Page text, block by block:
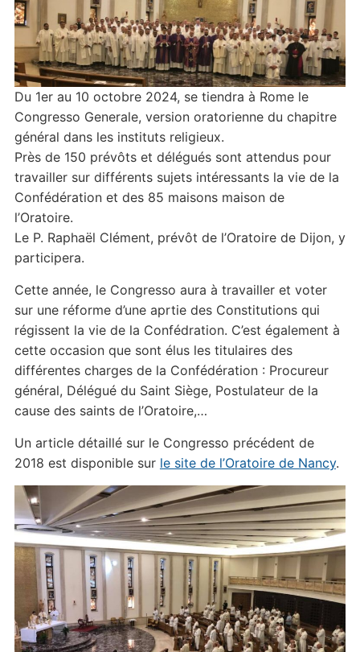
Du 1er au 10 octobre 2024, se tiendra à Rome le
Congresso Generale, version oratorienne du chapitre
général dans les instituts religieux.
Près de 150 prévôts et délégués sont attendus pour
travailler sur différents sujets intéressants la vie de la
Confédération et des 85 maisons maison de
l’Oratoire.
Le P. Raphaël Clément, prévôt de l’Oratoire de Dijon, y
participera.
Cette année, le Congresso aura à travailler et voter
sur une réforme d’une aprtie des Constitutions qui
régissent la vie de la Confédration. C’est également à
cette occasion que sont élus les titulaires des
différentes charges de la Confédération : Procureur
général, Délégué du Saint Siège, Postulateur de la
cause des saints de l’Oratoire,…
Un article détaillé sur le Congresso précédent de
2018 est disponible sur le site de l’Oratoire de Nancy.